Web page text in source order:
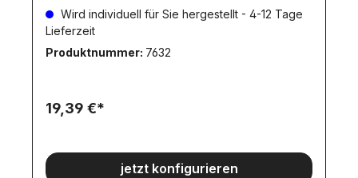
gewünschte Farbe bitte angeben!Die
Folienfarbe(n) können Sie aus unserer
für Sie hergestellt. Dadurch ergibt sich eine
dem Zahlungseingang angefertigt.
Wird individuell für Sie hergestellt - 4-12 Tage
Lieferzeit
Produktnummer: 7632
19,39 €*
jetzt konfigurieren